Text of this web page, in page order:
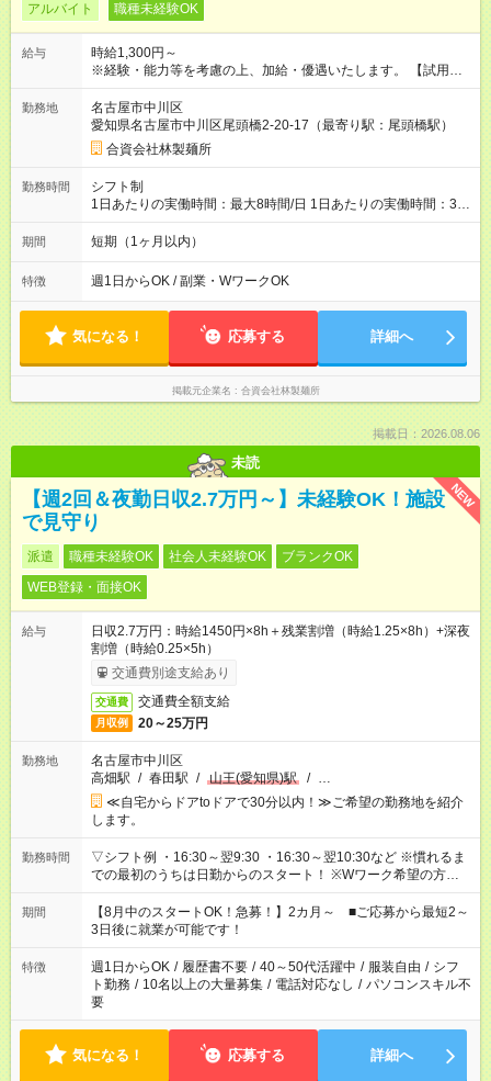
アルバイト 職種未経験OK
給与
時給1,300円～
※経験・能力等を考慮の上、加給・優遇いたします。 【試用期
間】試用期間なし
勤務地
名古屋市中川区
愛知県名古屋市中川区尾頭橋2-20-17（最寄り駅：尾頭橋駅）
合資会社林製麺所
勤務時間
シフト制
1日あたりの実働時間：最大8時間/日 1日あたりの実働時間：3時
間～ シフト例 ・11時～14時 ・17時～21時 ※週1からでもOK ※
時間は相談できます
期間 短期（1ヶ月以内）
特徴 週1日からOK / 副業・WワークOK
気になる！ 応募する 詳細へ
掲載元企業名 合資会社林製麺所
掲載日：2026.08.06
未読
NEW
【週2回＆夜勤日収2.7万円～】未経験OK！施設
で見守り
派遣 職種未経験OK 社会人未経験OK
ブランクOK
WEB登録・面接OK
給与
日収2.7万円：時給1450円×8h＋残業割増（時給1.25×8h）+深夜
割増（時給0.25×5h）
交通費別途支給あり
交通費 交通費全額支給
月収例 20～25万円
勤務地
名古屋市中川区
高畑駅 / 春田駅 / 山王(愛知県)駅 / …
≪自宅からドアtoドアで30分以内！≫ご希望の勤務地を紹介
します。
勤務時間
▽シフト例 ・16:30～翌9:30 ・16:30～翌10:30など ※慣れるま
での最初のうちは日勤からのスタート！ ※Wワーク希望の方へ
今ご覧のお仕事で希望する勤務時間と、もう1つのお仕事の勤務
時間。 合計で週40時間を超える場合は応募できません。
期間
【8月中のスタートOK！急募！】2カ月～ ■ご応募から最短2～
3日後に就業が可能です！
特徴 週1日からOK / 履歴書不要 / 40～50代活躍中 / 服装自由 / シフ
ト勤務 / 10名以上の大量募集 / 電話対応なし / パソコンスキル不
要
気になる！ 応募する 詳細へ